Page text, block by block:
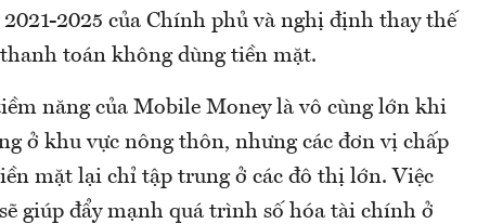
2025 của Chính phủ và nghị định thay thế
toán không dùng tiền mặt.
năng của Mobile Money là vô cùng lớn khi
ở khu vực nông thôn, nhưng các đơn vị chấp
mặt lại chỉ tập trung ở các đô thị lớn. Việc
giúp đẩy mạnh quá trình số hóa tài chính ở